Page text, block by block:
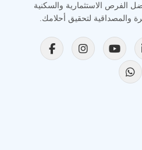
الفرص الاستثمارية والسكنية
والمصداقية لتحقيق أحلامك.